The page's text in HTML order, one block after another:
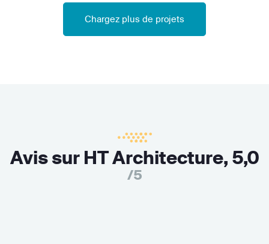
Chargez plus de projets
Avis sur HT Architecture, 5,0
/5